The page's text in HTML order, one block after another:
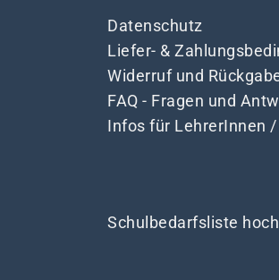
Datenschutz
Liefer- &
Widerruf und
FAQ - Fragen und
Infos für LehrerInnen /
Schulbedarfsliste